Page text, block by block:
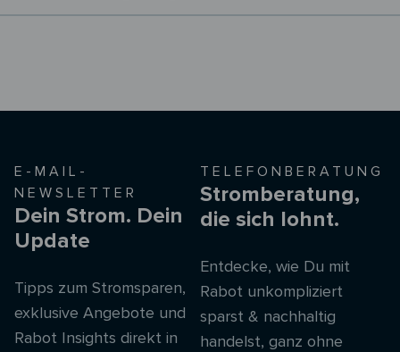
E-MAIL-
NEWSLETTER
Dein Strom. Dein
Update
Tipps zum Stromsparen,
exklusive Angebote und
Rabot Insights direkt in
TELEFONBERATUNG
Stromberatung,
die sich lohnt.
Entdecke, wie Du mit
Rabot unkompliziert
sparst & nachhaltig
handelst, ganz ohne